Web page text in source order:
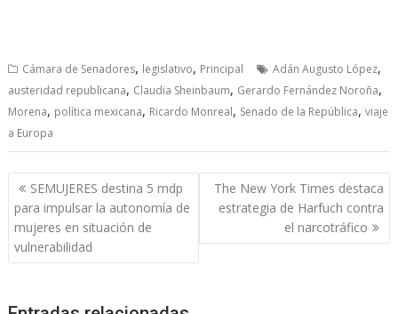
Cámara de Senadores, legislativo, Principal Adán Augusto López,
austeridad republicana, Claudia Sheinbaum, Gerardo Fernández Noroña,
Morena, política mexicana, Ricardo Monreal, Senado de la República,viaje
a Europa
Navegación
de
entradas
SEMUJERES destina 5 mdp
para impulsar la autonomía de
mujeres en situación de
vulnerabilidad
The New York Times destaca
estrategia de Harfuch contra
el narcotráfico